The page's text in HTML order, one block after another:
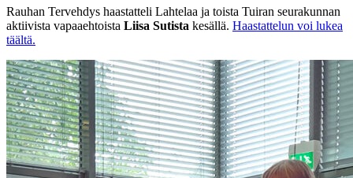
Rauhan Tervehdys haastatteli Lahtelaa ja toista Tuiran seurakunnan
aktiivista vapaaehtoista Liisa Sutista kesällä. Haastattelun voi lukea
täältä.